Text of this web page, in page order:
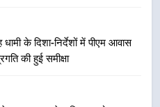
के दिशा-निर्देशों में पीएम आवास
की हुई समीक्षा